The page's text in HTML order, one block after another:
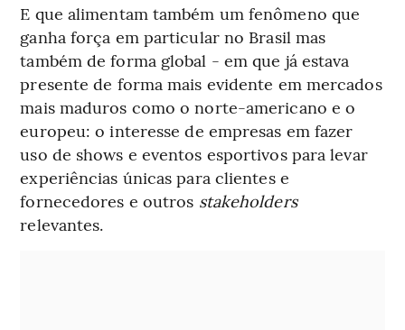
E que alimentam também um fenômeno que
ganha força em particular no Brasil mas
também de forma global - em que já estava
presente de forma mais evidente em mercados
mais maduros como o norte-americano e o
europeu: o interesse de empresas em fazer
uso de shows e eventos esportivos para levar
experiências únicas para clientes e
fornecedores e outros stakeholders
relevantes.